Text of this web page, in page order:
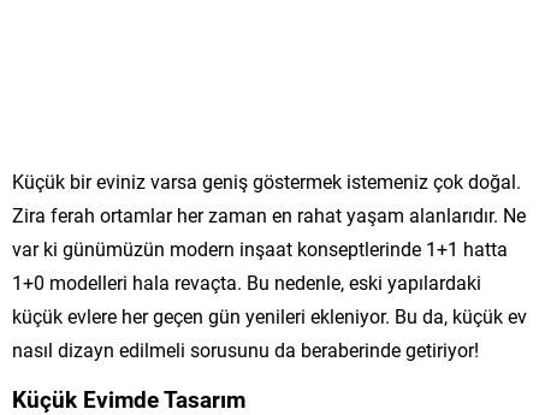
Küçük bir eviniz varsa geniş göstermek istemeniz çok doğal.
Zira ferah ortamlar her zaman en rahat yaşam alanlarıdır. Ne
var ki günümüzün modern inşaat konseptlerinde 1+1 hatta
1+0 modelleri hala revaçta. Bu nedenle, eski yapılardaki
küçük evlere her geçen gün yenileri ekleniyor. Bu da, küçük ev
nasıl dizayn edilmeli sorusunu da beraberinde getiriyor!
Küçük Evimde Tasarım